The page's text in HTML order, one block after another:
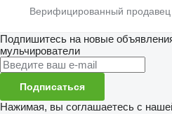
Подпишитесь на новые
мульчирователи
Подписаться
Нажимая, вы соглашаетесь с